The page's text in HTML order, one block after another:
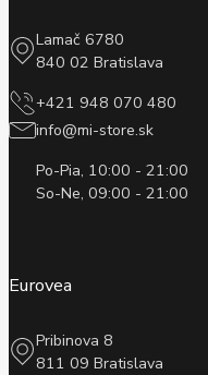
Lamač 6780
840 02 Bratislava
+421 948 070 480
info@mi-store.sk
Po-Pia, 10:00 - 21:00
So-Ne, 09:00 - 21:00
Eurovea
Pribinova 8
811 09 Bratislava